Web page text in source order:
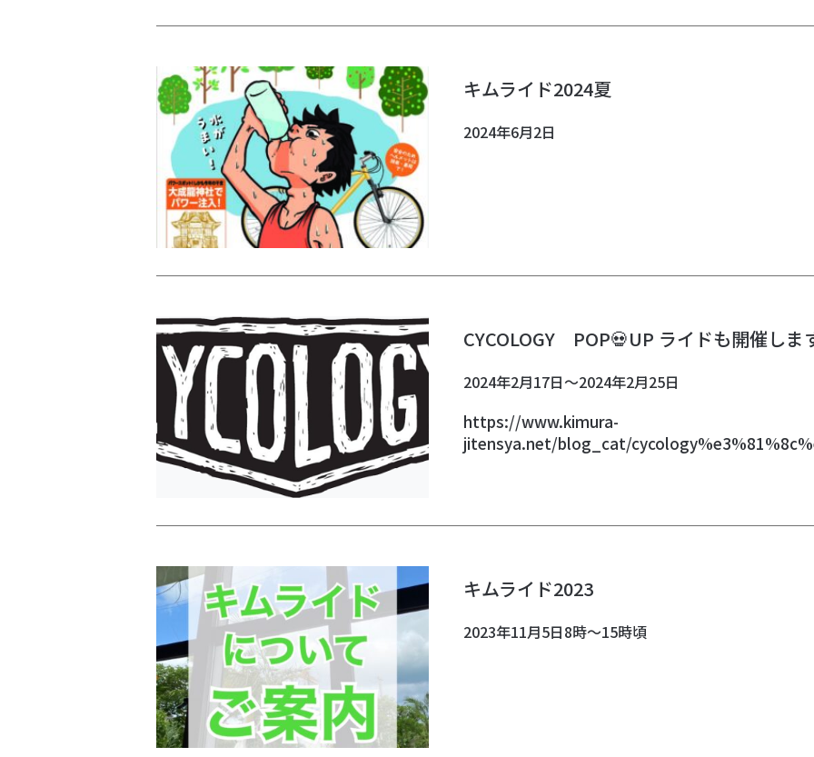
キムライド2024夏
2024年6月2日
CYCOLOGY POP💀UP ライドも開催しま
2024年2月17日～2024年2月25日
https://www.kimura-
jitensya.net/blog_cat/
キムライド2023
2023年11月5日8時～15時頃